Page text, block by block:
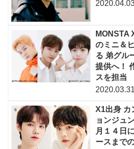
MONSTA
のミニ＆
る 弟グル
提供へ！
スを担当
X1出身 カ
ョンジュ
月１４日
ースまで